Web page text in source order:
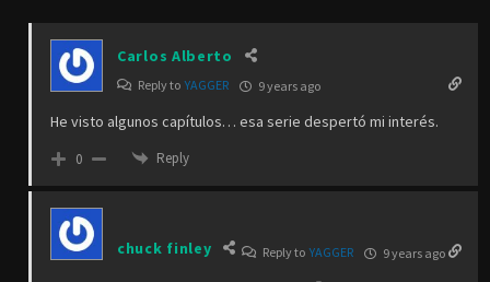
Carlos Alberto
Reply toYAGGER 9 years ago
He visto algunos capítulos… esa serie despertó mi interés.
0 Reply
chuck finley Reply toYAGGER 9 years ago